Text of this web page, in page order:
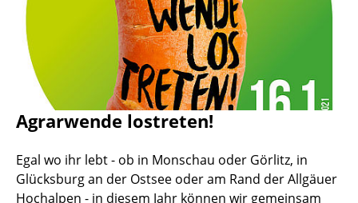
Agrarwende lostreten!
Egal wo ihr lebt - ob in Monschau oder Görlitz, in
Glücksburg an der Ostsee oder am Rand der Allgäuer
Hochalpen - in diesem Jahr können wir gemeinsam